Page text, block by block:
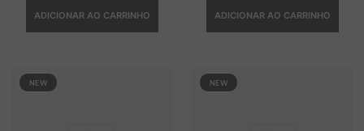
ADICIONAR AO CARRINHO ADICIONAR AO CARRINHO
NEW NEW